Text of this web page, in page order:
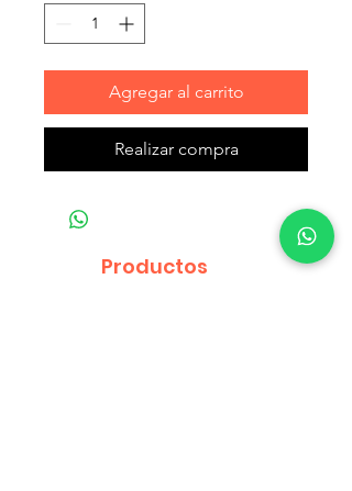
Agregar al carrito
Realizar compra
Productos